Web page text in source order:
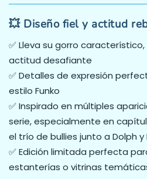
💥 Diseño fiel y actitud
✅ Lleva su gorro
actitud desafiante
✅ Detalles de expresión
estilo Funko
✅ Inspirado en múltiples
serie, especialmente en
el trío de bullies junto a Dolph y
✅ Edición limitada perfecta
estanterías o vitrinas